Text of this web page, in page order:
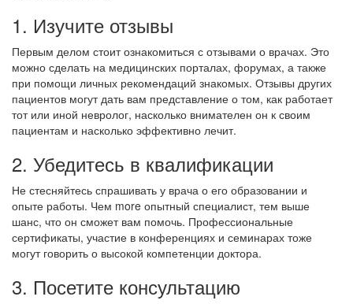
1. Изучите отзывы
Первым делом стоит ознакомиться с отзывами о врачах. Это
можно сделать на медицинских порталах, форумах, а также
при помощи личных рекомендаций знакомых. Отзывы других
пациентов могут дать вам представление о том, как работает
тот или иной невролог, насколько внимателен он к своим
пациентам и насколько эффективно лечит.
2. Убедитесь в квалификации
Не стесняйтесь спрашивать у врача о его образовании и
опыте работы. Чем more опытный специалист, тем выше
шанс, что он сможет вам помочь. Профессиональные
сертификаты, участие в конференциях и семинарах тоже
могут говорить о высокой компетенции доктора.
3. Посетите консультацию